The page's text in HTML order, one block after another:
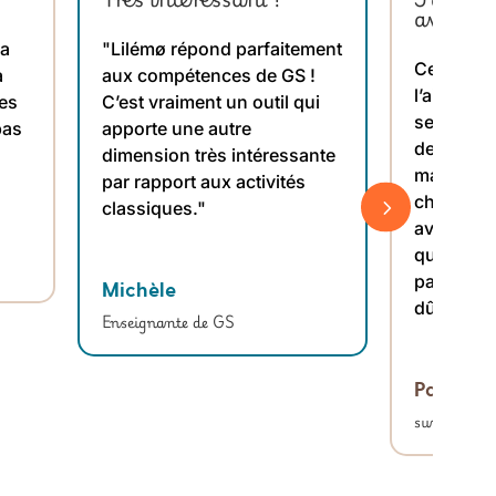
"Lilémø répond parfaitement
aux compétences de GS !
C’est vraiment un outil qui
apporte une autre
dimension très intéressante
par rapport aux activités
classiques."
Michèle
Enseignante de GS
avant !
Cela fait
l’ai reçu
ses
dernière
cher
avec
que j’ai
pas si
dû
Parent
sur
5